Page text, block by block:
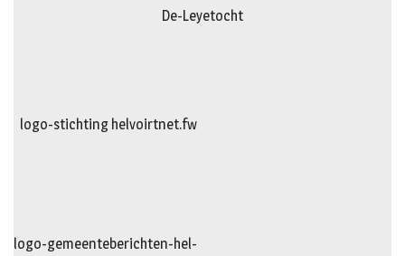
De-Leyetocht
logo-stichting helvoirtnet.fw
logo-gemeenteberichten-hel-